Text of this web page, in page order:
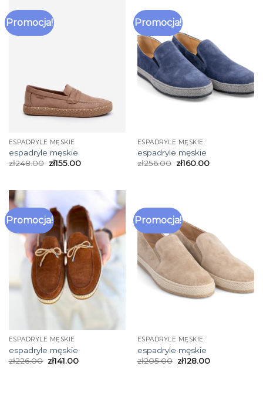
Promocja!
ESPADRYLE MĘSKIE
espadryle męskie
zł248.00 zł155.00
Promocja!
ESPADRYLE MĘSKIE
espadryle męskie
zł256.00 zł160.00
Promocja!
ESPADRYLE MĘSKIE
espadryle męskie
zł226.00 zł141.00
Promocja!
ESPADRYLE MĘSKIE
espadryle męskie
zł205.00 zł128.00